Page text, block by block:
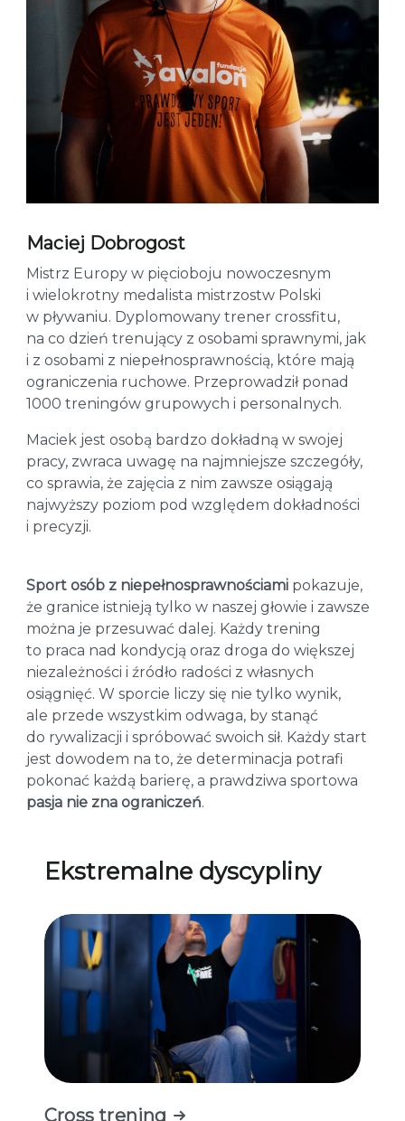
Maciej Dobrogost
Mistrz Europy w pięcioboju nowoczesnym
i wielokrotny medalista mistrzostw Polski
w pływaniu. Dyplomowany trener crossfitu,
na co dzień trenujący z osobami sprawnymi, jak
i z osobami z niepełnosprawnością, które mają
ograniczenia ruchowe. Przeprowadził ponad
1000 treningów grupowych i personalnych.
Maciek jest osobą bardzo dokładną w swojej
pracy, zwraca uwagę na najmniejsze szczegóły,
co sprawia, że zajęcia z nim zawsze osiągają
najwyższy poziom pod względem dokładności
i precyzji.
Sport osób z niepełnosprawnościamipokazuje,
że granice istnieją tylko w naszej głowie i zawsze
można je przesuwać dalej. Każdy trening
to praca nad kondycją oraz droga do większej
niezależności i źródło radości z własnych
osiągnięć. W sporcie liczy się nie tylko wynik,
ale przede wszystkim odwaga, by stanąć
do rywalizacji i spróbować swoich sił. Każdy start
jest dowodem na to, że determinacja potrafi
pokonać każdą barierę, a prawdziwa sportowa
pasja nie zna ograniczeń.
Ekstremalne dyscypliny
Cross trening